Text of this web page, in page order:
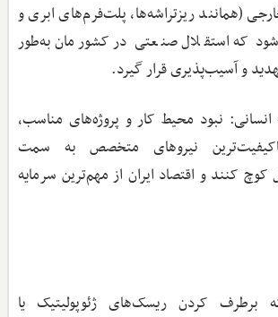
(همانند ریزتراشه‌ها، پلت‌فرم‌های ابری و
که استقلال صنعتی در کشورمان به‌طور
و آسیب‌پذیری قرار گیرد.
نبود محیط کار و پروژه‌های مناسب،
نیروهای متخصص به سمت
کنند و اقتصاد ایران از مهم‌ترین سرمایه
برطرف کردن ریسک‌های ژئوپولیتیک یا